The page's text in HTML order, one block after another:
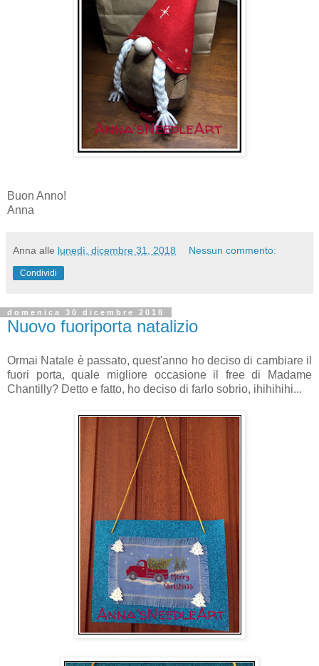
Buon Anno!
Anna
Anna alle lunedì, dicembre 31, 2018 Nessun commento:
Condividi
domenica 30 dicembre 2018
Nuovo fuoriporta natalizio
Ormai Natale è passato, quest'anno ho deciso di cambiare il
fuori porta, quale migliore occasione il free di Madame
Chantilly? Detto e fatto, ho deciso di farlo sobrio, ihihihihi...